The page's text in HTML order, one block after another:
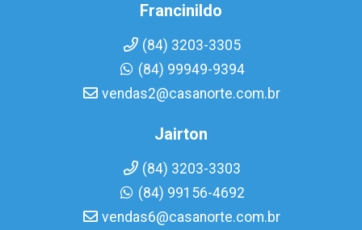
Francinildo
(84) 3203-3305
(84) 99949-9394
vendas2@casanorte.com.br
Jairton
(84) 3203-3303
(84) 99156-4692
vendas6@casanorte.com.br